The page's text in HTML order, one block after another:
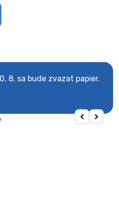
8. sa bude zvazat papier.